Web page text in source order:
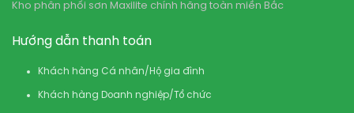
Kho phân phối sơn Maxilite chính hãng toàn miền Bắc
Hướng dẫn thanh toán
Khách hàng Cá nhân/Hộ gia đình
Khách hàng Doanh nghiệp/Tổ chức